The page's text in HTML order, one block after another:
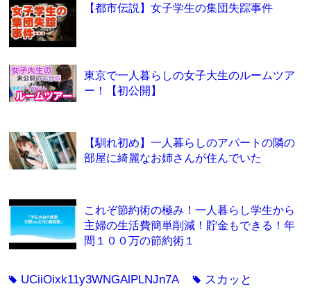
【都市伝説】女子学生の集団失踪事件
東京で一人暮らしの女子大生のルームツア
ー！【初公開】
【馴れ初め】一人暮らしのアパートの隣の
部屋に綺麗なお姉さんが住んでいた
これぞ節約術の極み！一人暮らし学生から
主婦の生活費簡単削減！貯金もできる！年
間１００万の節約術１
tag UCiiOixk11y3WNGAlPLNJn7A tag スカッと